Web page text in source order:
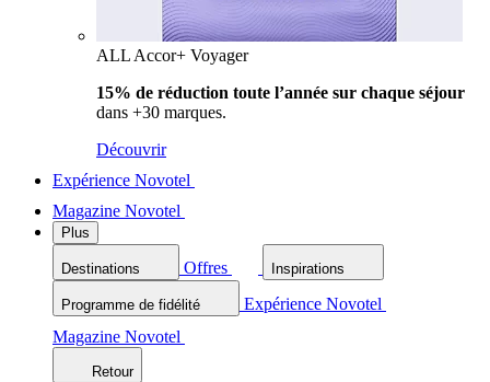
ALL Accor+ Voyager
15% de réduction toute l’année sur chaque séjour
dans +30 marques.
Découvrir
Expérience Novotel
Magazine Novotel
Plus
Destinations Offres Inspirations
Programme de fidélité
Expérience Novotel
Magazine Novotel
Retour